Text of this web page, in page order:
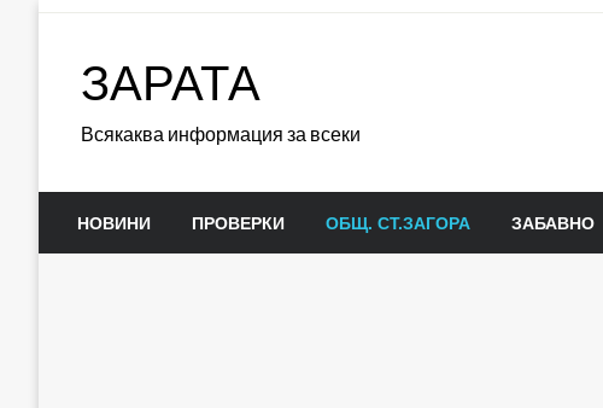
ЗАРАТА
Всякаква информация за всеки
НОВИНИ ПРОВЕРКИ ОБЩ. СТ.ЗАГОРА ЗАБАВНО